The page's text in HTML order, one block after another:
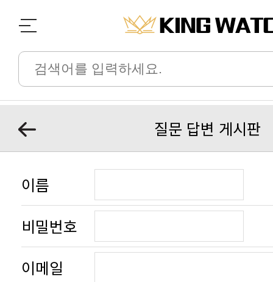
질문 답변 게시판
이름
비밀번호
이메일